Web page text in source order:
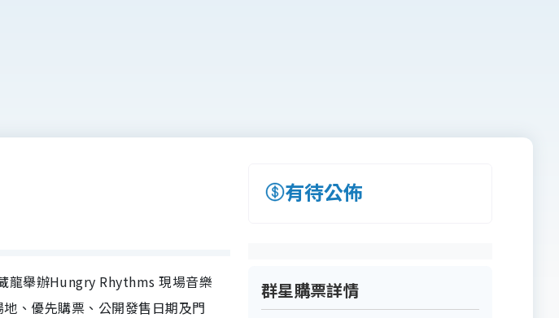
龍舉辦Hungry Rhythms 現場音樂
、優先購票、公開發售日期及門
有待公佈
群星購票詳情